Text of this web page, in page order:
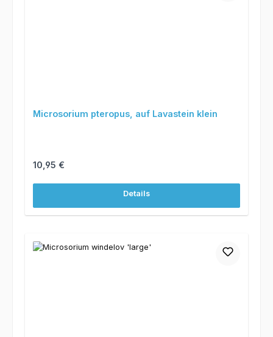
Microsorium pteropus, auf Lavastein klein
Regulärer Preis:
10,95 €
Details